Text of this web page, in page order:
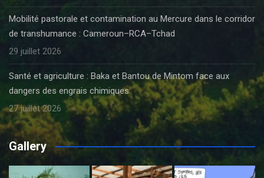
Mobilité pastorale et contamination au Mercure dans le corridor
de transhumance : Cameroun–RCA–Tchad
29 juillet 2026
Santé et agriculture : Baka et Bantou de Mintom face aux
dangers des engrais chimiques
27 juillet 2026
Gallery